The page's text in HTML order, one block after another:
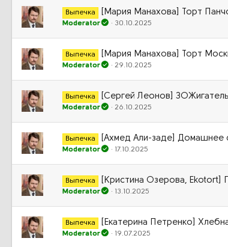
Выпечка [Мария Манахова] Торт
Moderator 30.10.2025
Выпечка [Мария Манахова] Торт
Moderator 29.10.2025
Выпечка [Сергей Леонов]
Moderator 26.10.2025
Выпечка [Ахмед Али-заде] Домашнее
Moderator 17.10.2025
Выпечка [Кристина Озерова,
Moderator 13.10.2025
Выпечка [Екатерина Петренко]
Moderator 19.07.2025